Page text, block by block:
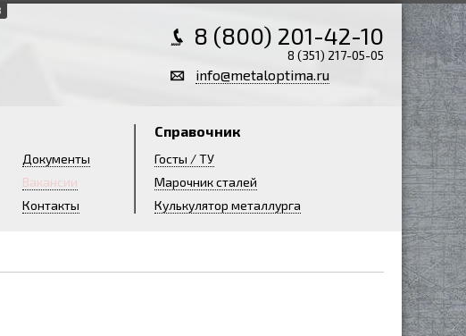
8 (800) 201-42-10
8 (351) 217-05-05
info@metaloptima.ru
Документы
Вакансии
Контакты
Справочник
Госты / ТУ
Марочник сталей
Кулькулятор металлурга